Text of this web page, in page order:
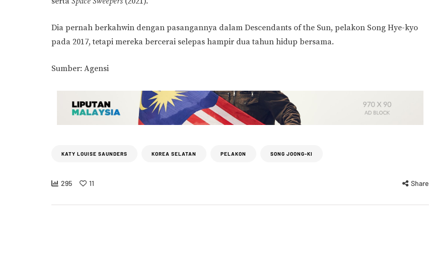
Dia pernah berkahwin dengan pasangannya dalam Descendants of the Sun, pelakon Song Hye-kyo
pada 2017, tetapi mereka bercerai selepas hampir dua tahun hidup bersama.
Sumber: Agensi
KATY LOUISE SAUNDERS KOREA SELATAN PELAKON SONG JOONG-KI
295 11 Share